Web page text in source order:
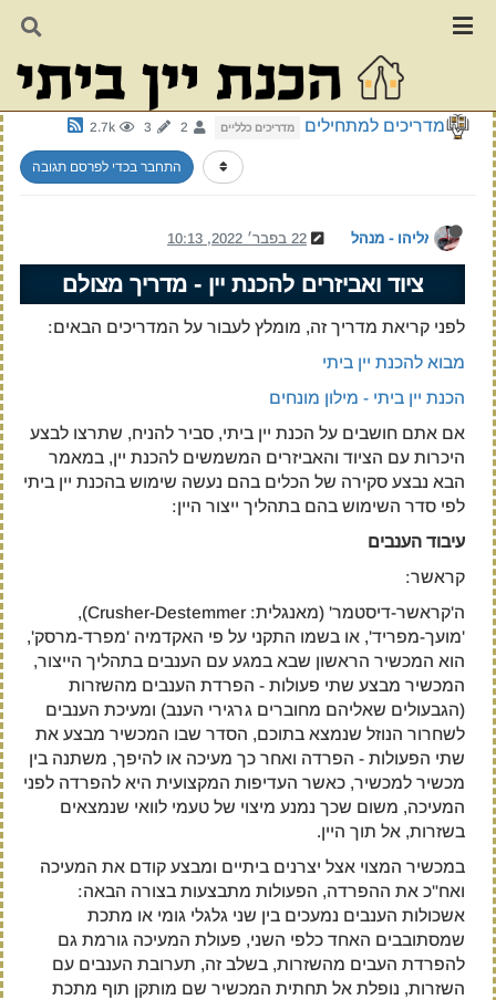
ציוד ואביזרים להכנת יין - מדריך מצולם
מדריכים למתחילים מדריכים כלליים 2
3
2.7k
התחבר בכדי לפרסם תגובה
אליהו - מנהל 22 בפבר׳ 2022, 10:13
ציוד ואביזרים להכנת יין - מדריך מצולם
לפני קריאת מדריך זה, מומלץ לעבור על המדריכים הבאים:
מבוא להכנת יין ביתי
הכנת יין ביתי - מילון מונחים
אם אתם חושבים על הכנת יין ביתי, סביר להניח, שתרצו לבצע
היכרות עם הציוד והאביזרים המשמשים להכנת יין, במאמר
הבא נבצע סקירה של הכלים בהם נעשה שימוש בהכנת יין ביתי
לפי סדר השימוש בהם בתהליך ייצור היין:
עיבוד הענבים
קראשר:
ה'קראשר-דיסטמר' (מאנגלית: Crusher-Destemmer),
'מועך-מפריד', או בשמו התקני על פי האקדמיה 'מפרד-מרסק',
הוא המכשיר הראשון שבא במגע עם הענבים בתהליך הייצור,
המכשיר מבצע שתי פעולות - הפרדת הענבים מהשזרות
(הגבעולים שאליהם מחוברים גרגירי הענב) ומעיכת הענבים
לשחרור הנוזל שנמצא בתוכם, הסדר שבו המכשיר מבצע את
שתי הפעולות - הפרדה ואחר כך מעיכה או להיפך, משתנה בין
מכשיר למכשיר, כאשר העדיפות המקצועית היא להפרדה לפני
המעיכה, משום שכך נמנע מיצוי של טעמי לוואי שנמצאים
בשזרות, אל תוך היין.
במכשיר המצוי אצל יצרנים ביתיים ומבצע קודם את המעיכה
ואח"כ את ההפרדה, הפעולות מתבצעות בצורה הבאה:
אשכולות הענבים נמעכים בין שני גלגלי גומי או מתכת
שמסתובבים האחד כלפי השני, פעולת המעיכה גורמת גם
להפרדת העבים מהשזרות, בשלב זה, תערובת הענבים עם
השזרות, נופלת אל תחתית המכשיר שם מותקן תוף מתכת